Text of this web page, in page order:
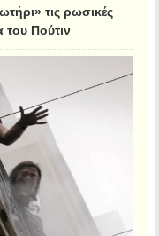
τις ρωσικές
του Πούτιν